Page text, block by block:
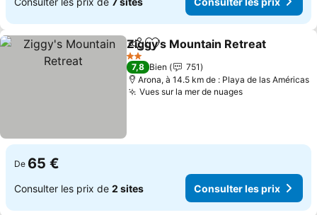
PartagerAjouter à mes favoris
Ziggy's Mountain Retreat
2 Étoiles
7,8 Bien
751
Arona, à 14.5 km de : Playa de las Américas
Vues sur la mer de nuages
De 65 €
Consulter les prix de 2 sites Consulter les prix